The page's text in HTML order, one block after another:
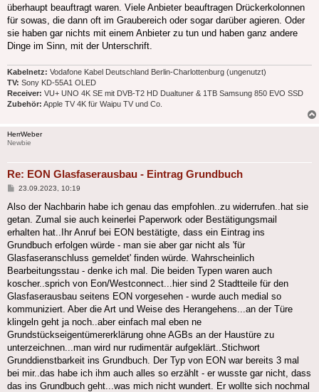
überhaupt beauftragt waren. Viele Anbieter beauftragen Drückerkolonnen
für sowas, die dann oft im Graubereich oder sogar darüber agieren. Oder
sie haben gar nichts mit einem Anbieter zu tun und haben ganz andere
Dinge im Sinn, mit der Unterschrift.
Kabelnetz: Vodafone Kabel Deutschland Berlin-Charlottenburg (ungenutzt)
TV: Sony KD-55A1 OLED
Receiver: VU+ UNO 4K SE mit DVB-T2 HD Dualtuner & 1TB Samsung 850 EVO SSD
Zubehör: Apple TV 4K für Waipu TV und Co.
HerrWeber
Newbie
Re: EON Glasfaserausbau - Eintrag Grundbuch
Beitrag
23.09.2023, 10:19
Also der Nachbarin habe ich genau das empfohlen..zu widerrufen..hat sie
getan. Zumal sie auch keinerlei Paperwork oder Bestätigungsmail
erhalten hat..Ihr Anruf bei EON bestätigte, dass ein Eintrag ins
Grundbuch erfolgen würde - man sie aber gar nicht als 'für
Glasfaseranschluss gemeldet' finden würde. Wahrscheinlich
Bearbeitungsstau - denke ich mal. Die beiden Typen waren auch
koscher..sprich von Eon/Westconnect...hier sind 2 Stadtteile für den
Glasfaserausbau seitens EON vorgesehen - wurde auch medial so
kommuniziert. Aber die Art und Weise des Herangehens...an der Türe
klingeln geht ja noch..aber einfach mal eben ne
Grundstückseigentümererklärung ohne AGBs an der Haustüre zu
unterzeichnen...man wird nur rudimentär aufgeklärt..Stichwort
Grunddienstbarkeit ins Grundbuch. Der Typ von EON war bereits 3 mal
bei mir..das habe ich ihm auch alles so erzählt - er wusste gar nicht, dass
das ins Grundbuch geht...was mich nicht wundert. Er wollte sich nochmal